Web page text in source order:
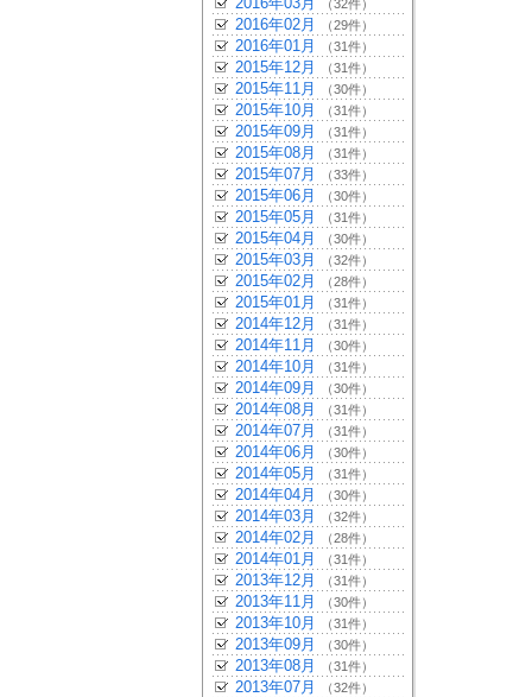
（32件）
2016年02月 （29件）
2016年01月 （31件）
2015年12月 （31件）
2015年11月 （30件）
2015年10月 （31件）
2015年09月 （31件）
2015年08月 （31件）
2015年07月 （33件）
2015年06月 （30件）
2015年05月 （31件）
2015年04月 （30件）
2015年03月 （32件）
2015年02月 （28件）
2015年01月 （31件）
2014年12月 （31件）
2014年11月 （30件）
2014年10月 （31件）
2014年09月 （30件）
2014年08月 （31件）
2014年07月 （31件）
2014年06月 （30件）
2014年05月 （31件）
2014年04月 （30件）
2014年03月 （32件）
2014年02月 （28件）
2014年01月 （31件）
2013年12月 （31件）
2013年11月 （30件）
2013年10月 （31件）
2013年09月 （30件）
2013年08月 （31件）
2013年07月 （32件）